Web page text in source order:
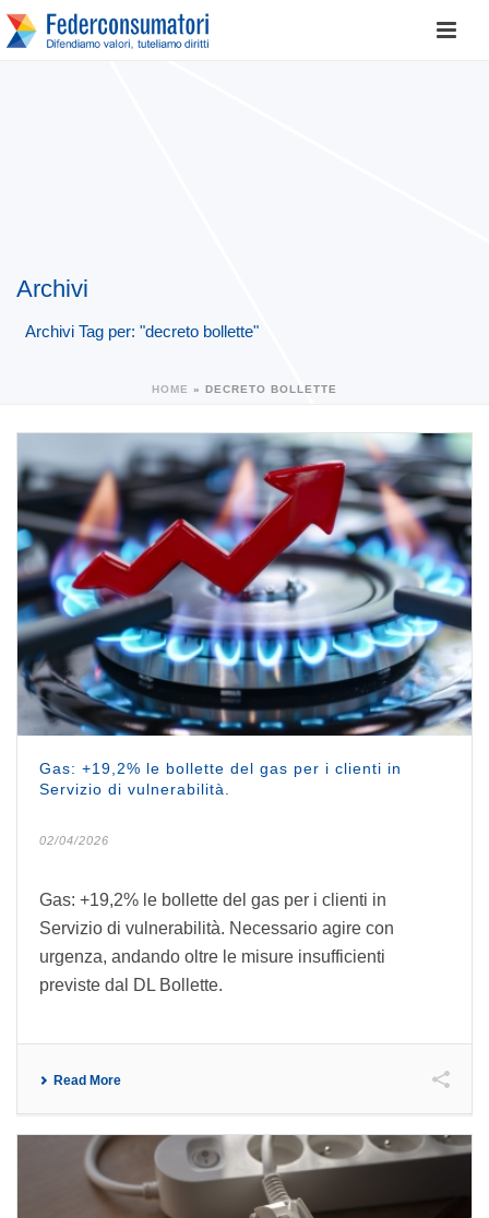
Archivi
Archivi Tag per: "decreto bollette"
HOME » DECRETO BOLLETTE
Gas: +19,2% le bollette del gas per i clienti in
Servizio di vulnerabilità.
02/04/2026
Gas: +19,2% le bollette del gas per i clienti in
Servizio di vulnerabilità. Necessario agire con
urgenza, andando oltre le misure insufficienti
previste dal DL Bollette.
Read More